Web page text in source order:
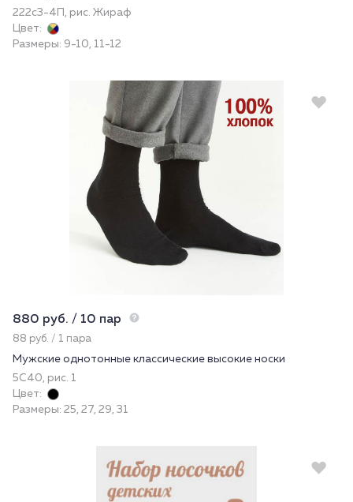
222с3-4П, рис. Жираф
Цвет:
Размеры: 9-10, 11-12
880 руб. / 10 пар
88 руб. / 1 пара
Мужские однотонные классические высокие носки
5С40, рис. 1
Цвет:
Размеры: 25, 27, 29, 31